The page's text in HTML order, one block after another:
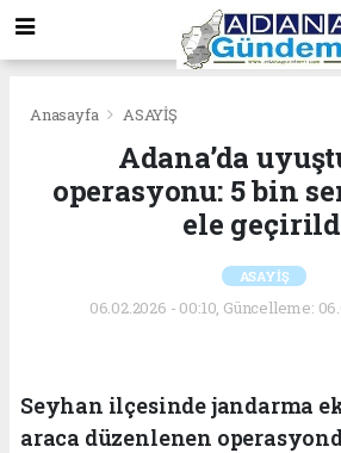
Anasayfa ASAYİŞ
Adana’da
operasyonu: 5 bin
ele
ASAYİŞ
06.02.2026 - 00:10, Güncelleme:
Seyhan ilçesinde jandarma
araca düzenlenen